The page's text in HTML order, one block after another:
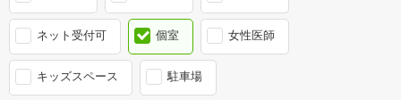
ネット受付可 個室 女性医師
キッズスペース 駐車場